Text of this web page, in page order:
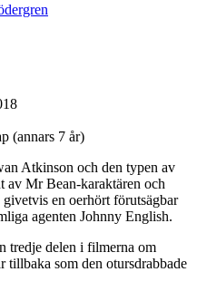
(annars 7 år)
Atkinson och den typen av
av Mr Bean-karaktären och
en oerhört förutsägbar
agenten Johnny English.
tredje delen i filmerna om
som den otursdrabbade